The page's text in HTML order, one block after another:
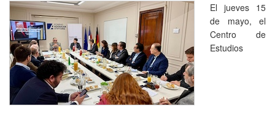
El jueves 15
de mayo, el
Centro de
Estudios